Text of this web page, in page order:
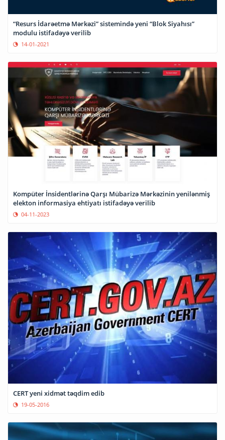
“Resurs İdarəetmə Mərkəzi” sistemində yeni “Blok Siyahısı”
modulu istifadəyə verilib
14-01-2021
Kompüter İnsidentlərinə Qarşı Mübarizə Mərkəzinin yenilənmiş
elekton informasiya ehtiyatı istifadəyə verilib
04-11-2023
CERT yeni xidmət təqdim edib
19-05-2016